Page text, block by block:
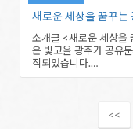
새로운 세상을 꿈꾸
소개글 <새로운 세상을
은 빛고을 광주가 공유
작되었습니다.…
<<